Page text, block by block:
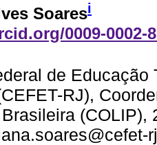
Soaresi
0009-0002-
de
RJ),
(COLIP),